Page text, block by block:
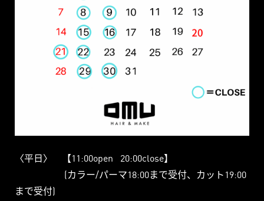
〈平日〉 【11:00open
20:00close】
(カラー/パーマ18:00まで受付、カット19:00
まで受付)